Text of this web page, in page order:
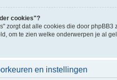
cookies"?
zorgt dat alle cookies die door
om te zien welke onderwerpen je al
en instellingen